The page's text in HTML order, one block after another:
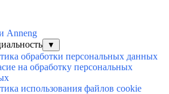
Anneng
▼
обработки персональных данных
на обработку персональных
использования файлов cookie